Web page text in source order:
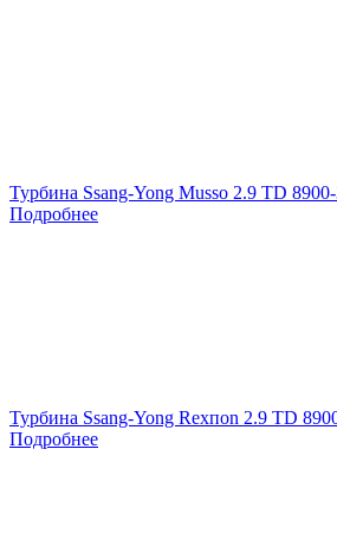
Турбина Ssang-Yong Musso 2.9 TD
Подробнее
Турбина Ssang-Yong Rexпоn 2.9 TD
Подробнее